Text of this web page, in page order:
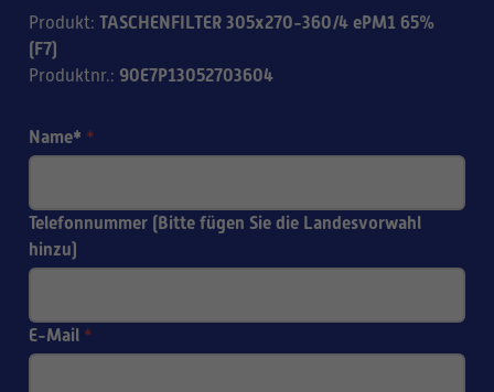
Produkt: TASCHENFILTER 305x270-360/4 ePM1 65%
(F7)
Produktnr.: 90E7P13052703604
Name* *
Telefonnummer (Bitte fügen Sie die Landesvorwahl
hinzu)
E-Mail *